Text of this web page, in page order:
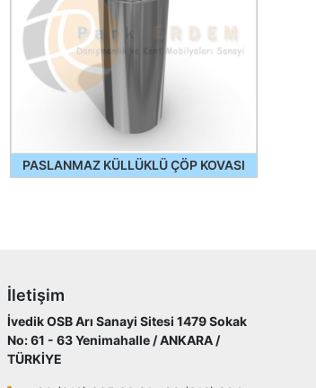
PASLANMAZ KÜLLÜKLÜ ÇÖP KOVASI
İletişim
İvedik OSB Arı Sanayi Sitesi 1479 Sokak
No: 61 - 63 Yenimahalle / ANKARA /
TÜRKİYE